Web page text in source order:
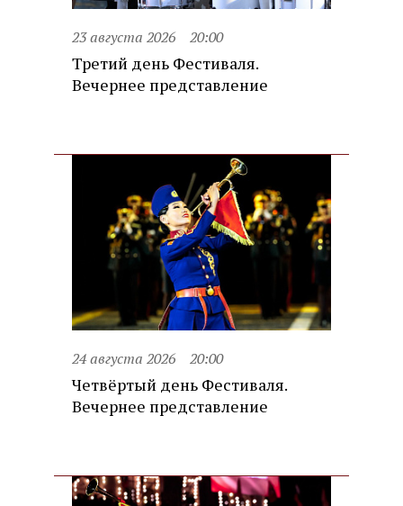
23 августа 2026 20:00
Третий день Фестиваля.
Вечернее представление
24 августа 2026 20:00
Четвёртый день Фестиваля.
Вечернее представление